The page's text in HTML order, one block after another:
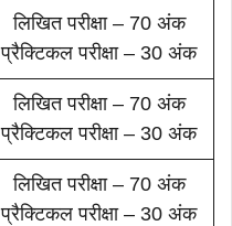
लिखित परीक्षा – 70 अंक
प्रैक्टिकल परीक्षा – 30 अंक
लिखित परीक्षा – 70 अंक
प्रैक्टिकल परीक्षा – 30 अंक
लिखित परीक्षा – 70 अंक
प्रैक्टिकल परीक्षा – 30 अंक